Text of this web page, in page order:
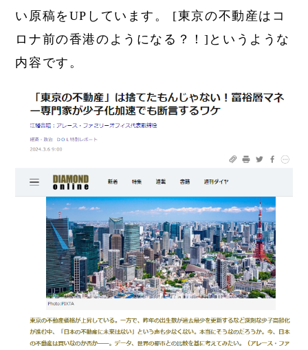
い原稿をUPしています。 [東京の不動産はコ
ロナ前の香港のようになる？！]というような
内容です。